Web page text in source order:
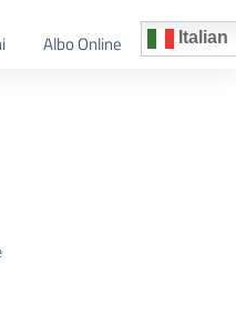
Albo Online Italian